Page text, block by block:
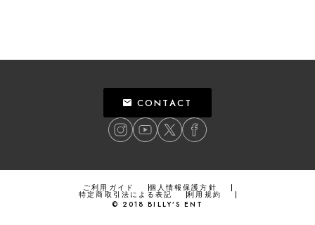
CONTACT
ご利用ガイド 個人情報保護方針
特定商取引法による表記
利用規約
© 2018 BILLY’S ENT